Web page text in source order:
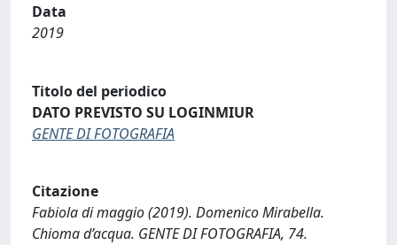
Data
2019
Titolo del periodico
DATO PREVISTO SU LOGINMIUR
GENTE DI FOTOGRAFIA
Citazione
Fabiola di maggio (2019). Domenico Mirabella.
Chioma d’acqua. GENTE DI FOTOGRAFIA, 74.